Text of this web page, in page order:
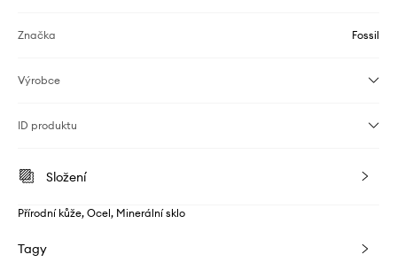
Značka Fossil
Výrobce
ID produktu
Složení
Přírodní kůže, Ocel, Minerální sklo
Tagy